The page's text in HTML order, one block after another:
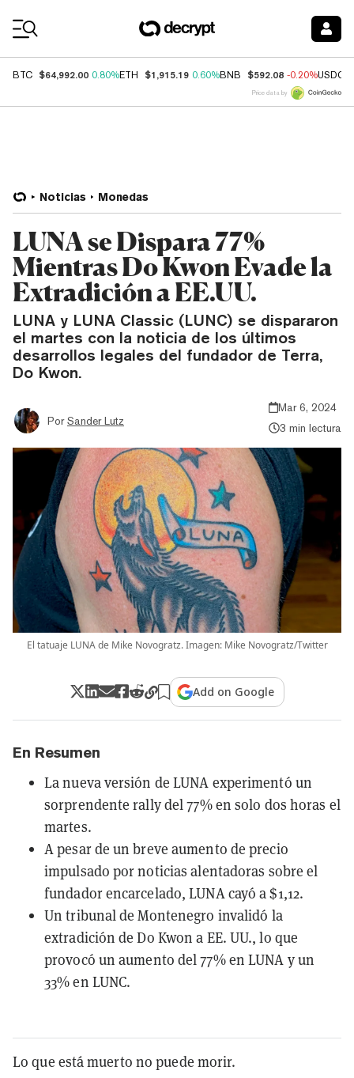
BTC $64,992.00 0.80%ETH $1,915.19 0.60%BNB $592.08 -0.20%USDC
Price data by
Noticias Monedas
LUNA se Dispara 77%
Mientras Do Kwon Evade la
Extradición a EE.UU.
LUNA y LUNA Classic (LUNC) se dispararon
el martes con la noticia de los últimos
desarrollos legales del fundador de Terra,
Do Kwon.
Por Sander Lutz
Mar 6, 2024
3 min lectura
El tatuaje LUNA de Mike Novogratz. Imagen: Mike Novogratz/Twitter
Add on Google
En Resumen
La nueva versión de LUNA experimentó un
sorprendente rally del 77% en solo dos horas el
martes.
A pesar de un breve aumento de precio
impulsado por noticias alentadoras sobre el
fundador encarcelado, LUNA cayó a $1,12.
Un tribunal de Montenegro invalidó la
extradición de Do Kwon a EE. UU., lo que
provocó un aumento del 77% en LUNA y un
33% en LUNC.
Lo que está muerto no puede morir.